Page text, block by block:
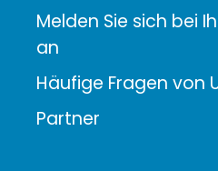
Melden Sie sich bei
an
Häufige Fragen von
Partner